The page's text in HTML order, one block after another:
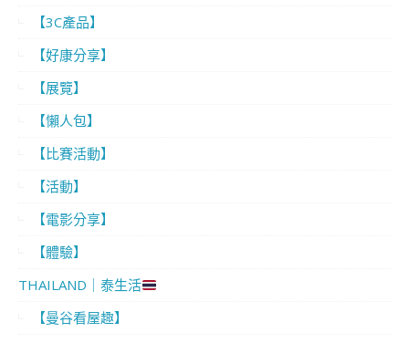
【3C產品】
【好康分享】
【展覽】
【懶人包】
【比賽活動】
【活動】
【電影分享】
【體驗】
THAILAND｜泰生活
【曼谷看屋趣】